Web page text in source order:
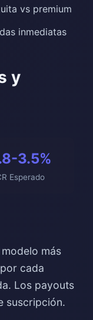
vs premium
inmediatas
y
3.5%
Esperado
modelo más
cada
Los payouts
suscripción.